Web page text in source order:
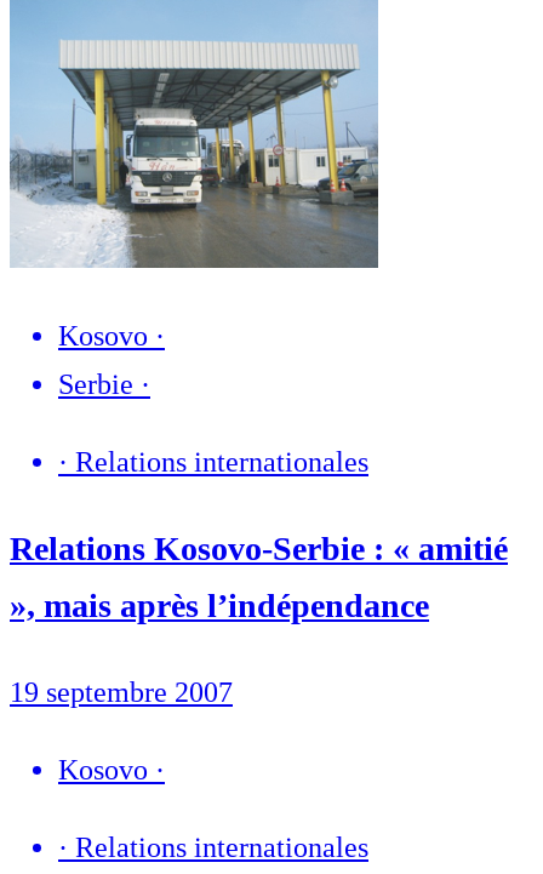
Kosovo ·
Serbie ·
· Relations internationales
Relations Kosovo-Serbie : « amitié
», mais après l’indépendance
19 septembre 2007
Kosovo ·
· Relations internationales